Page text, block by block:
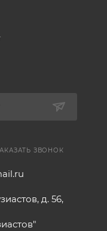
ЗВОНОК
д. 56,